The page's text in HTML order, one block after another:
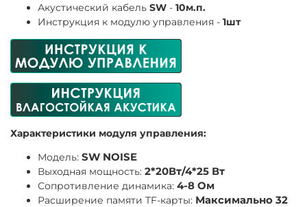
Акустический кабель SW - 10м.п.
Инструкция к модулю управления - 1шт
Характеристики модуля управления:
Модель: SW NOISE
Выходная мощность: 2*20Вт/4*25 Вт
Сопротивление динамика: 4-8 Ом
Расширение памяти TF-карты: Максимально 32